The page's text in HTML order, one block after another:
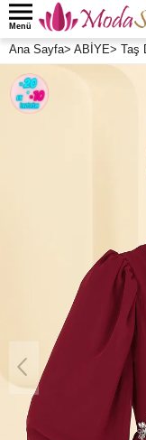
Menü
Ana Sayfa> ABİYE> Taş